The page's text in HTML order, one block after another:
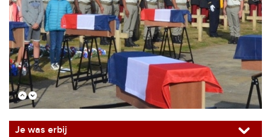
Je was erbij